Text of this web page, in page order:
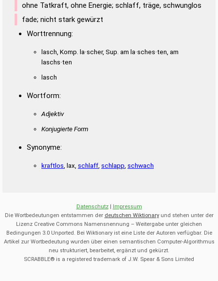
ohne Tatkraft, ohne Energie; schlaff, träge, schwunglos
fade; nicht stark gewürzt
Worttrennung:
lasch, Komp. la·scher, Sup. am la·sches·ten, am
laschs·ten
lasch
Wortform:
Adjektiv
Konjugierte Form
Synonyme:
kraftlos , lax, schlaff schlapp schwach
Datenschutz| Impressum
Die Wortbedeutungen entstammen der deutschen Wiktionaryund stehen unter der
Lizenz Creative Commons Namensnennung – Weitergabe unter gleichen
Bedingungen 3.0 Unported. Bei Wiktionary ist eine Liste der Autoren verfügbar. Die
Artikel zur Wortbedeutung wurden über einen semantischen Computer-Algorithmus
neu strukturiert, bearbeitet, ergänzt und gekürzt.
SCRABBLE® is a registered trademark of J.W. Spear & Sons Limited